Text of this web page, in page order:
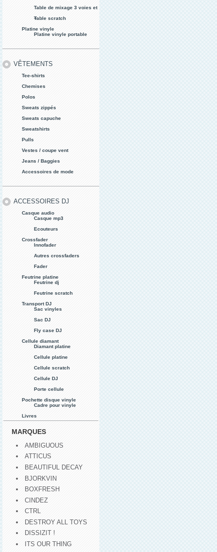
Table de mixage 3 voies et
+
Table scratch
Platine vinyle
Platine vinyle portable
VÊTEMENTS
Tee-shirts
Chemises
Polos
Sweats zippés
Sweats capuche
Sweatshirts
Pulls
Vestes / coupe vent
Jeans / Baggies
Accessoires de mode
ACCESSOIRES DJ
Casque audio
Casque mp3
Ecouteurs
Crossfader
Innofader
Autres crossfaders
Fader
Feutrine platine
Feutrine dj
Feutrine scratch
Transport DJ
Sac vinyles
Sac DJ
Fly case DJ
Cellule diamant
Diamant platine
Cellule platine
Cellule scratch
Cellule DJ
Porte cellule
Pochette disque vinyle
Cadre pour vinyle
Livres
MARQUES
AMBIGUOUS
ATTICUS
BEAUTIFUL DECAY
BJORKVIN
BOXFRESH
CINDEZ
CTRL
DESTROY ALL TOYS
DISSIZIT !
ITS OUR THING